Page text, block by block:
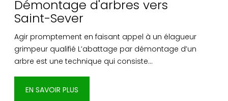
Démontage d'arbres vers
Saint-Sever
Agir promptement en faisant appel à un élagueur
grimpeur qualifié L’abattage par démontage d’un
arbre est une technique qui consiste…
EN SAVOIR PLUS